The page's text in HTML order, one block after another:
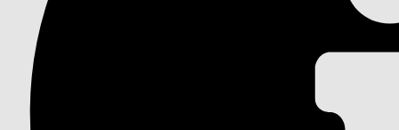
Переопределение